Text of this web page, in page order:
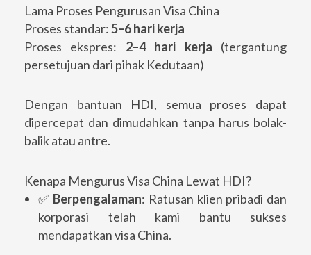
Lama Proses Pengurusan Visa China
Proses standar:5–6 hari kerja
Proses ekspres: 2–4 hari kerja (tergantung
persetujuan dari pihak Kedutaan)
Dengan bantuan HDI, semua proses dapat
dipercepat dan dimudahkan tanpa harus bolak-
balik atau antre.
Kenapa Mengurus Visa China Lewat HDI?
✅ Berpengalaman: Ratusan klien pribadi dan
korporasi telah kami bantu sukses
mendapatkan visa China.